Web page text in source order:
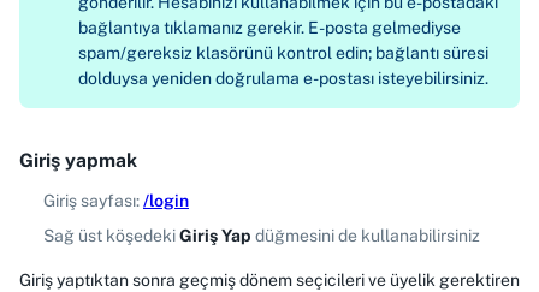
bağlantıya tıklamanız gerekir. E-posta gelmediyse
spam/gereksiz klasörünü kontrol edin; bağlantı süresi
dolduysa yeniden doğrulama e-postası isteyebilirsiniz.
Giriş yapmak
Giriş sayfası:/login
Sağ üst köşedekiGiriş Yap düğmesini de kullanabilirsiniz
Giriş yaptıktan sonra geçmiş dönem seçicileri ve üyelik gerektiren